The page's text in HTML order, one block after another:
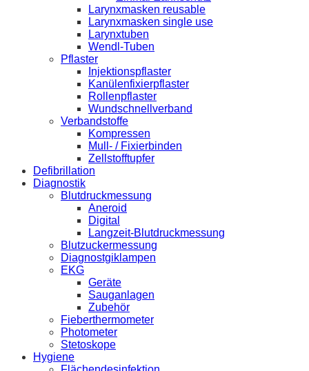
Larynxmasken reusable
Larynxmasken single use
Larynxtuben
Wendl-Tuben
Pflaster
Injektionspflaster
Kanülenfixierpflaster
Rollenpflaster
Wundschnellverband
Verbandstoffe
Kompressen
Mull- / Fixierbinden
Zellstofftupfer
Defibrillation
Diagnostik
Blutdruckmessung
Aneroid
Digital
Langzeit-Blutdruckmessung
Blutzuckermessung
Diagnostgiklampen
EKG
Geräte
Sauganlagen
Zubehör
Fieberthermometer
Photometer
Stetoskope
Hygiene